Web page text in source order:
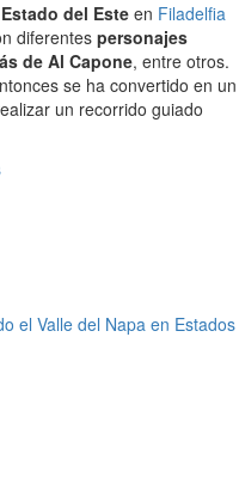
del Esteen Filadelfia
diferentes personajes
de Al Capone, entre otros.
se ha convertido en un
un recorrido guiado
el Valle del Napa en Estados